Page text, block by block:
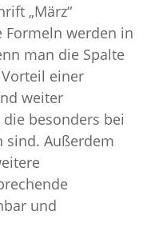
„März“
Formeln werden in
man die Spalte
einer
weiter
besonders bei
sind. Außerdem
und